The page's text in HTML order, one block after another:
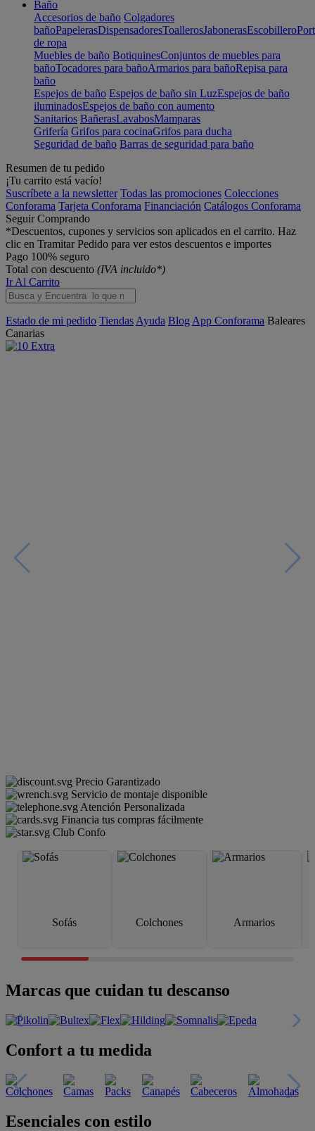
Baño
Accesorios de baño Colgadores
bañoPapelerasDispensadoresToallerosJabonerasEscobillero
de ropa
Muebles de baño BotiquinesConjuntos de muebles para
bañoTocadores para bañoArmarios para bañoRepisa para
baño
Espejos de baño Espejos de baño sin LuzEspejos de baño
iluminadosEspejos de baño con aumento
Sanitarios BañerasLavabosMamparas
Grifería Grifos para cocinaGrifos para ducha
Seguridad de baño Barras de seguridad para baño
Resumen de tu pedido
¡Tu carrito está vacío!
Suscríbete a la newsletter Todas las promociones Colecciones
Conforama Tarjeta Conforama Financiación Catálogos Conforama
Seguir Comprando
*Descuentos, cupones y servicios son aplicados en el carrito. Haz
clic en Tramitar Pedido para ver estos descuentos e importes
Pago 100% seguro
Total con descuento (IVA incluido*)
Ir Al Carrito
Estado de mi pedido Tiendas Ayuda Blog App Conforama Baleares
Canarias
Precio Garantizado
Servicio de montaje disponible
Atención Personalizada
Financia tus compras fácilmente
Club Confo
Sofás Colchones Armarios
Marcas que cuidan tu descanso
Confort a tu medida
Esenciales con estilo